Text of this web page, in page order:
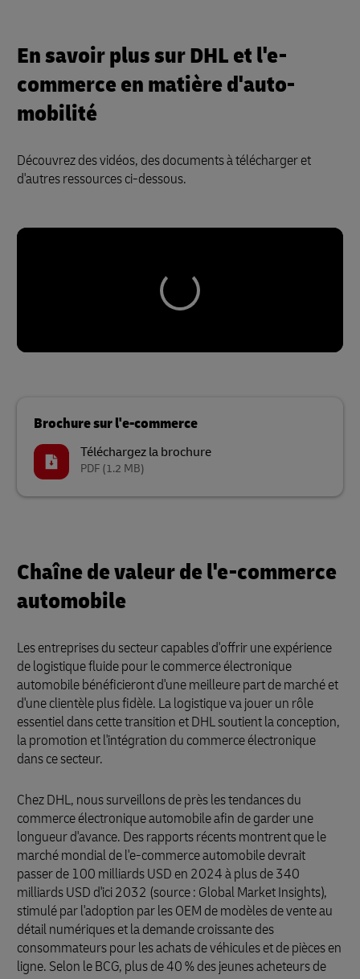
En savoir plus sur DHL et l'e-
commerce en matière d'auto-
mobilité
Découvrez des vidéos, des documents à télécharger et
d'autres ressources ci-dessous.
Brochure sur l'e-commerce
Téléchargez la brochure
PDF (1.2 MB)
Chaîne de valeur de l'e-commerce
automobile
Les entreprises du secteur capables d'offrir une expérience
de logistique fluide pour le commerce électronique
automobile bénéficieront d'une meilleure part de marché et
d'une clientèle plus fidèle. La logistique va jouer un rôle
essentiel dans cette transition et DHL soutient la conception,
la promotion et l'intégration du commerce électronique
dans ce secteur.
Chez DHL, nous surveillons de près les tendances du
commerce électronique automobile afin de garder une
longueur d'avance. Des rapports récents montrent que le
marché mondial de l'e-commerce automobile devrait
passer de 100 milliards USD en 2024 à plus de 340
milliards USD d'ici 2032 (source : Global Market Insights),
stimulé par l'adoption par les OEM de modèles de vente au
détail numériques et la demande croissante des
consommateurs pour les achats de véhicules et de pièces en
ligne. Selon le BCG, plus de 40 % des jeunes acheteurs de